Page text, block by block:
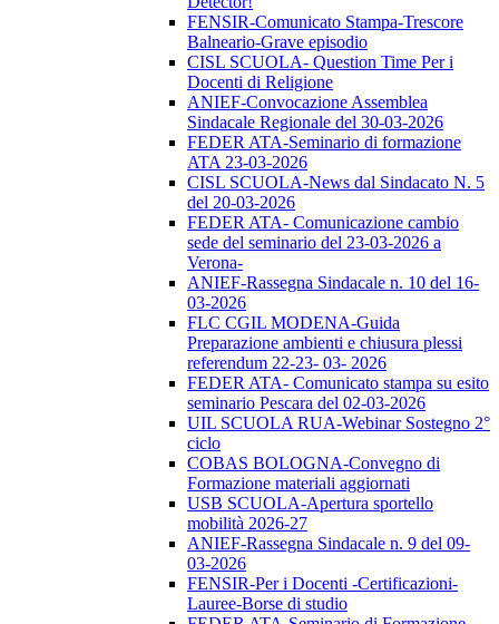
FENSIR-Comunicato Stampa-Trescore
Balneario-Grave episodio
CISL SCUOLA- Question Time Per i
Docenti di Religione
ANIEF-Convocazione Assemblea
Sindacale Regionale del 30-03-2026
FEDER ATA-Seminario di formazione
ATA 23-03-2026
CISL SCUOLA-News dal Sindacato N. 5
del 20-03-2026
FEDER ATA- Comunicazione cambio
sede del seminario del 23-03-2026 a
Verona-
ANIEF-Rassegna Sindacale n. 10 del 16-
03-2026
FLC CGIL MODENA-Guida
Preparazione ambienti e chiusura plessi
referendum 22-23- 03- 2026
FEDER ATA- Comunicato stampa su esito
seminario Pescara del 02-03-2026
UIL SCUOLA RUA-Webinar Sostegno 2°
ciclo
COBAS BOLOGNA-Convegno di
Formazione materiali aggiornati
USB SCUOLA-Apertura sportello
mobilità 2026-27
ANIEF-Rassegna Sindacale n. 9 del 09-
03-2026
FENSIR-Per i Docenti -Certificazioni-
Lauree-Borse di studio